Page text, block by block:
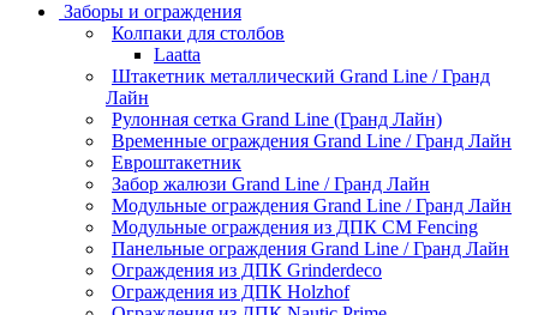
Заборы и ограждения
Колпаки для столбов
Laatta
Штакетник металлический Grand Line / Гранд
Лайн
Рулонная сетка Grand Line (Гранд Лайн)
Временные ограждения Grand Line / Гранд Лайн
Евроштакетник
Забор жалюзи Grand Line / Гранд Лайн
Модульные ограждения Grand Line / Гранд Лайн
Модульные ограждения из ДПК CM Fencing
Панельные ограждения Grand Line / Гранд Лайн
Ограждения из ДПК Grinderdeco
Ограждения из ДПК Holzhof